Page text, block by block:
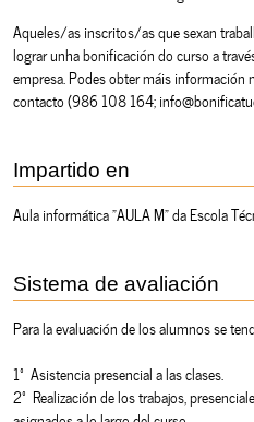
Aqueles/as inscritos/as que sexan
lograr unha bonificación do curso a
empresa. Podes obter máis información
contacto (986 108 164;
Impartido en
Aula informática "AULA M" da Escola
Sistema de avaliación
Para la evaluación de los alumnos se
1º Asistencia presencial a las clases.
2º Realización de los trabajos,